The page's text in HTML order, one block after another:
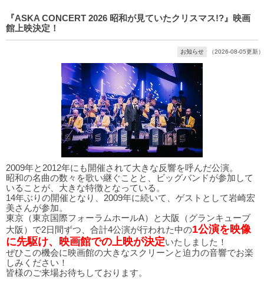
『ASKA CONCERT 2026 昭和が見ていたクリスマス!?』映画
館上映決定！
お知らせ （2026-08-05更新）
2009年と2012年にも開催されて大きな反響を呼んだ公演。
昭和の名曲の数々を歌い継ぐことと、ビッグバンドが参加して
いることが、大きな特徴となっている。
14年ぶりの開催となり、2009年に続いて、ゲストとして岩崎宏
美さんが参加。
東京（東京国際フォーラムホールA）と大阪（グランキューブ
大阪）で2日間ずつ、合計4公演が行われた中の1公演を映像
に先駆け、映画館での上映が決定いたしました！
ぜひこの機会に映画館の大きなスクリーンと迫力の音響でお楽
しみください！
皆様のご来場お待ちしております。